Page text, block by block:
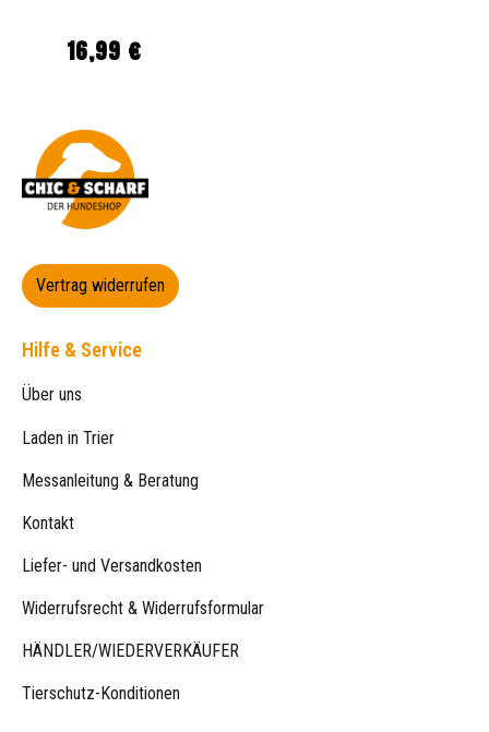
Regulärer Preis:
16,99 €
Vertrag widerrufen
Hilfe & Service
Über uns
Laden in Trier
Messanleitung & Beratung
Kontakt
Liefer- und Versandkosten
Widerrufsrecht & Widerrufsformular
HÄNDLER/WIEDERVERKÄUFER
Tierschutz-Konditionen